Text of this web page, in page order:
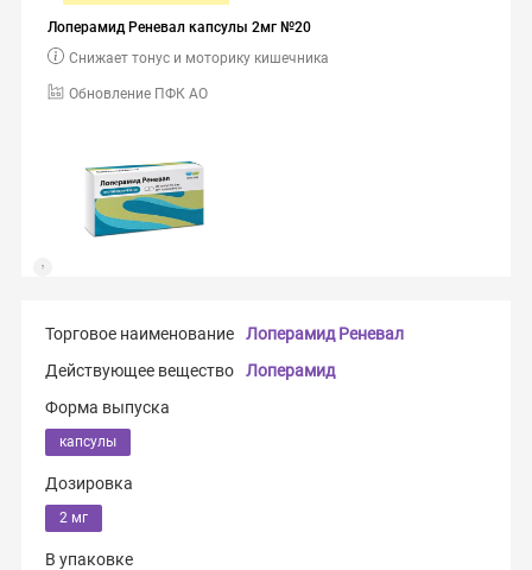
Лоперамид Реневал капсулы 2мг №20
Обновление ПФК АО
Снижает тонус и моторику кишечника
Торговое наименование
Лоперамид Реневал
Действующее вещество
Лоперамид
Форма выпуска
капсулы
Дозировка
2 мг
В упаковке